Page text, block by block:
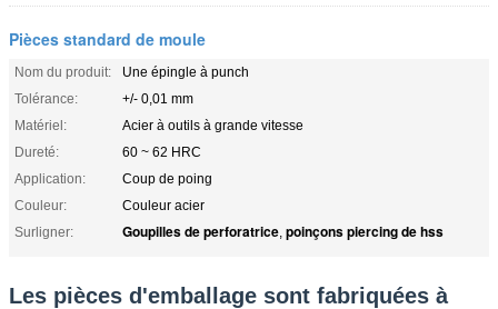
Pièces standard de moule
Nom du produit:
Une épingle à punch
Tolérance:
+/- 0,01 mm
Matériel:
Acier à outils à grande vitesse
Dureté:
60 ~ 62 HRC
Application:
Coup de poing
Couleur:
Couleur acier
Surligner:
Goupilles de perforatrice, poinçons piercing de hss
Les pièces d'emballage sont fabriquées à